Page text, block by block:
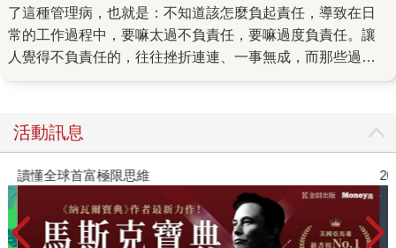
了這種管理病，也就是：不知道該怎麼負起責任，導致在日
常的工作過程中，要嘛太過不負責任，要嘛過度負責任。讓
人覺得不負責任的，往往挫折連連、一事無成，而那些過度
他的特長：一方面深具學理知識，另一方面對企業實況有獨
到的觀察。雖然他沒有博士學位，但卻能當上多倫多大學羅
特曼管理學院院長，還靠著非學院派的理論「整合思維」
（integrative thinking），在2017年拿下「Thinkers 50全球最
具影響力的管理思想家」榜首。在這之前，只有現代管理學
之父彼得‧杜拉克、競爭力大師麥可‧波特，和破壞式創新始祖
活動訊息
讀懂全球首富極限思維